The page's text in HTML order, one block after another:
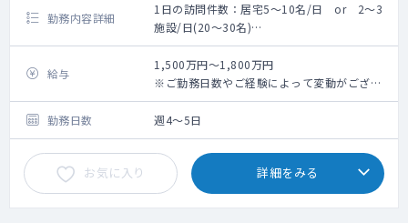
勤務内容詳細
1日の訪問件数：居宅5～10名/日 or 2～3
施設/日(20～30名)
訪問先は富山市の施設を中心に、一部居宅も
ございます。（施設8割、居宅2割）
1日の訪問件数は、施設のみの場合は2～3施
設で計30名程、居宅のみの場合8～10名程診
ていただきます。
訪問時には看護師もしくは医療クラークが同
行し、運転、物品準備、カルテ代行入力、書
類作成、施設職員やご家族対応等をいたしま
すので、訪問診療が初めての先生にも安心の
サポート体制です。
給与
1,500万円～1,800万円
※ご勤務日数やご経験によって変動がござい
ます。
勤務日数
週4～5日
お気に入り 詳細をみる